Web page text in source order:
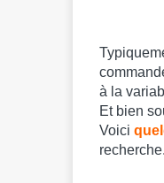
à la
Et bien
Voici
recherche.